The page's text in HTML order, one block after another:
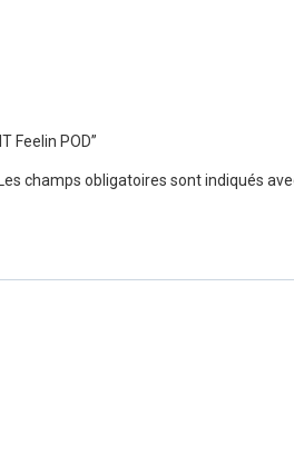
Feelin POD”
Les champs obligatoires sont indiqués